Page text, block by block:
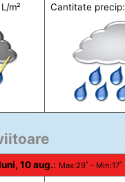
L/m²
Cantitate precip:
10 aug.: Max:29˚ - Min:17˚